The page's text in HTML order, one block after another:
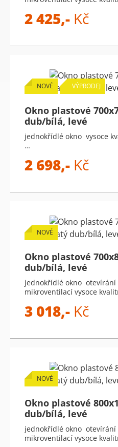
2 425,- Kč
NOVÉ VÝPRODEJ
Okno plastové
dub/bílá, levé
jednokřídlé okno vysoce
…
2 698,- Kč
NOVÉ
Okno plastové
dub/bílá, levé
jednokřídlé okno otevírání
mikroventilací vysoce
3 018,- Kč
NOVÉ
Okno plastové
dub/bílá, levé
jednokřídlé okno otevírání
mikroventilací vysoce